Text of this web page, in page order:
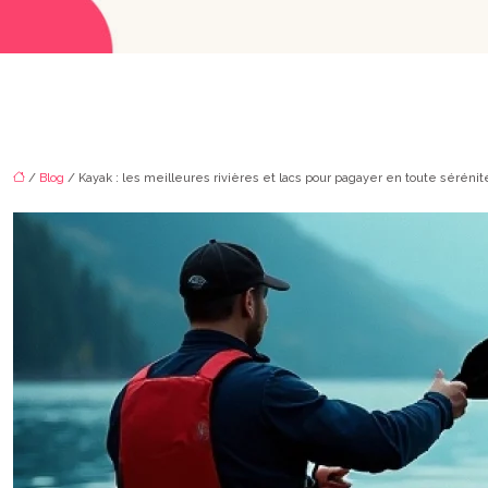
/ Blog / Kayak : les meilleures rivières et lacs pour pagayer en toute